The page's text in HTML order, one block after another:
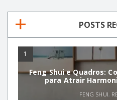
POSTS
1
Feng Shui e Quadros:
para Atrair
FENG SHUI,